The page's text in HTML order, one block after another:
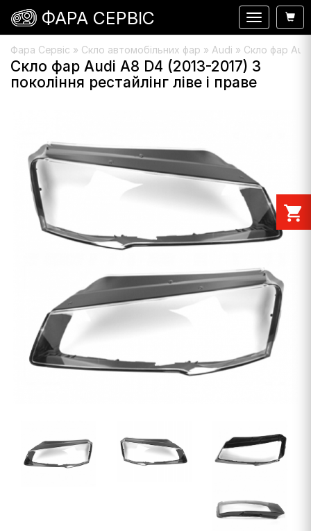
Фара Сервіс » Скло автомобільних фар » Audi » Скло фар Audi
Скло фар Audi A8 D4 (2013-2017) 3
покоління рестайлінг ліве і праве
Навигация
ФАРА СЕРВІС
shopping_cart